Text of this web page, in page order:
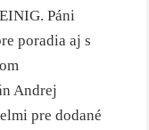
Páni
poradia aj s
Andrej
pre dodané